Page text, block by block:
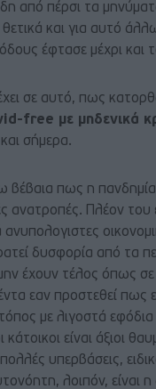
από πέρσι τα
και για αυτό
έφτασε μέχρι και
σε αυτό, πως
free με μηδενικά
σήμερα.
πως η πανδημία
ανατροπές. Πλέον
δυσφορία από τα
έχουν τέλος όπως
εαν προστεθεί πως
με λιγοστά
κάτοικοι είναι άξιοι
υπερβάσεις,
λοιπόν, είναι